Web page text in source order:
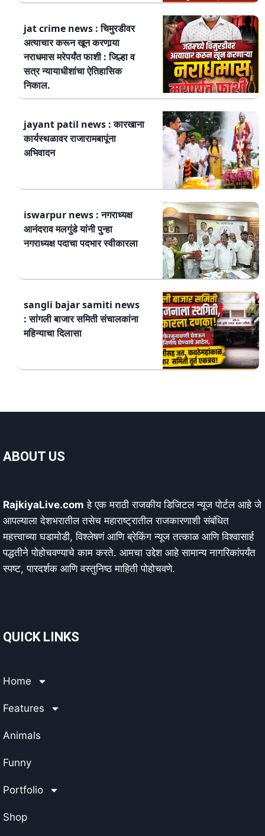
jat crime news : चिमुरडीवर
अत्याचार करून खून करणार्‍या
नराधमास मरेपर्यंत फाशी : जिल्हा व
सत्र न्यायाधीशांचा ऐतिहासिक
निकाल.
jayant patil news : कारखाना
कार्यस्थळावर राजारामबापूंना
अभिवादन
iswarpur news : नगराध्यक्ष
आनंदराव मलगुंडे यांनी पुन्हा
नगराध्यक्ष पदाचा पदभार स्वीकारला
sangli bajar samiti news
: सांगली बाजार समिती संचालकांना
महिन्याचा दिलासा
ABOUT US
RajkiyaLive.com हे एक मराठी राजकीय डिजिटल न्यूज पोर्टल आहे जे
आपल्याला देशभरातील तसेच महाराष्ट्रातील राजकारणाशी संबंधित
महत्त्वाच्या घडामोडी, विश्लेषणं आणि ब्रेकिंग न्यूज तत्काळ आणि विश्वासार्ह
पद्धतीने पोहोचवण्याचे काम करते. आमचा उद्देश आहे सामान्य नागरिकांपर्यंत
स्पष्ट, पारदर्शक आणि वस्तुनिष्ठ माहिती पोहोचवणे.
QUICK LINKS
Home
Features
Animals
Funny
Portfolio
Shop